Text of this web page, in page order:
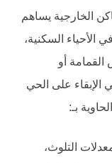
660 لتر في الأماكن الخارجية يساهم
الأحياء السكنية،
أو
الإبقاء على الحي
بـ:
التلوث،